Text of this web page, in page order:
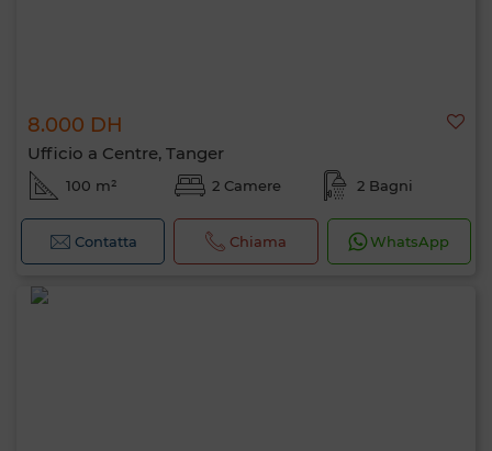
8.000 DH
Ufficio a Centre, Tanger
100 m² 2 Camere 2 Bagni
Contatta Chiama WhatsApp